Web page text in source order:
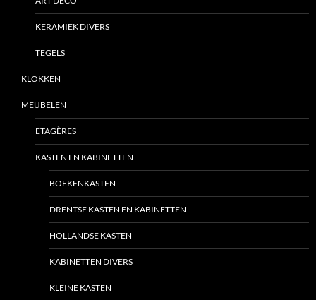
KERAMIEK DIVERS
TEGELS
KLOKKEN
MEUBELEN
ETAGÈRES
KASTEN EN KABINETTEN
BOEKENKASTEN
DRENTSE KASTEN EN KABINETTEN
HOLLANDSE KASTEN
KABINETTEN DIVERS
KLEINE KASTEN